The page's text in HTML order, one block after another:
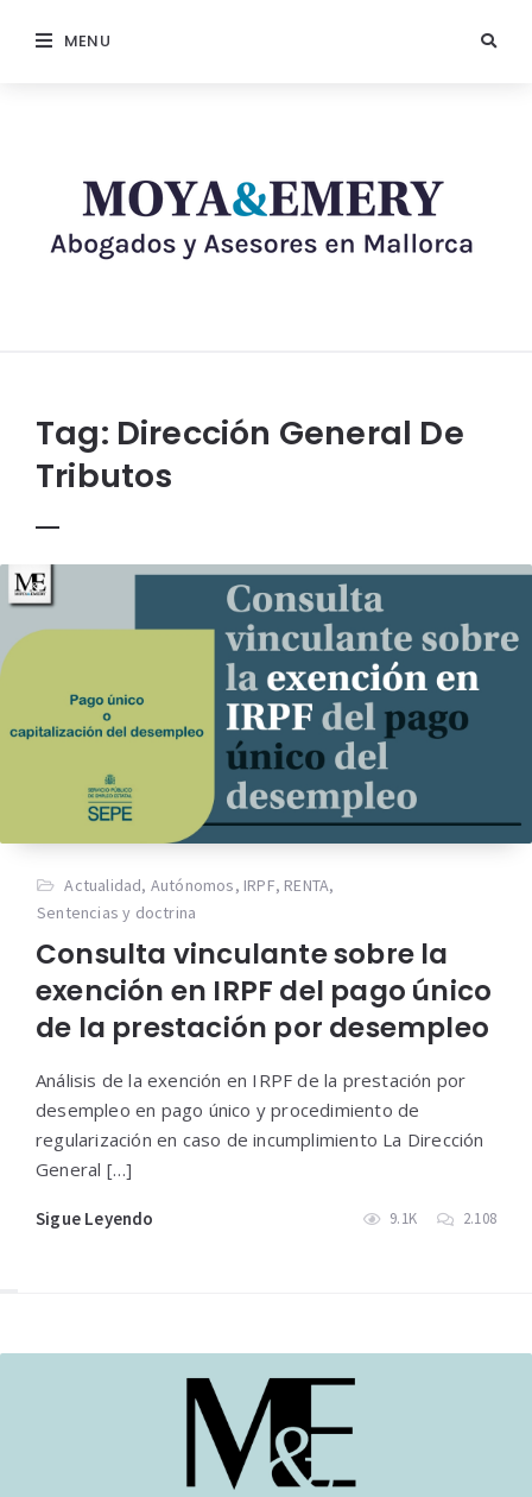
MENU
Tag: Dirección General De
Tributos
Actualidad, Autónomos, IRPF, RENTA,
Sentencias y doctrina
Consulta vinculante sobre la
exención en IRPF del pago único
de la prestación por desempleo
Análisis de la exención en IRPF de la prestación por
desempleo en pago único y procedimiento de
regularización en caso de incumplimiento La Dirección
General […]
Sigue Leyendo 9.1K 2.108